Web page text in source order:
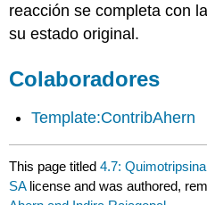
reacción se completa con
su estado original.
Colaboradores
Template:ContribAhern
This page titled4.7: Quimotripsina
SA license and was authored,